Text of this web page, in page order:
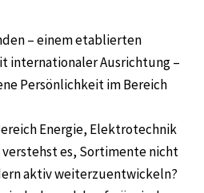
– einem etablierten
internationaler Ausrichtung –
Persönlichkeit im Bereich
Energie, Elektrotechnik
es, Sortimente nicht
aktiv weiterzuentwickeln?